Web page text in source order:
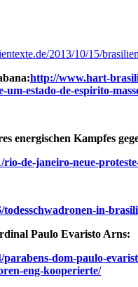
2013/10/15/
http://www.hart-
estado-de-espirito-
energischen Kampfes
de-janeiro-neue-
in-
Paulo Evaristo Arns:
dom-paulo-
eng-kooperierte/